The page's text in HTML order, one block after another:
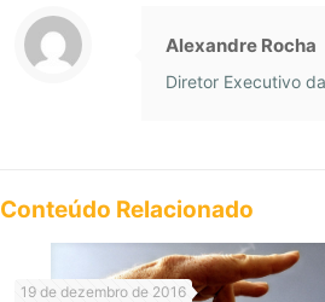
Alexandre Rocha
Diretor Executivo
Conteúdo Relacionado
19 de dezembro de 2016